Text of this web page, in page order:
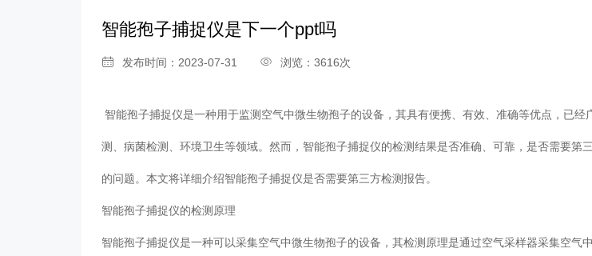
智能孢子捕捉仪是下一个ppt吗
发布时间：2023-07-31 浏览：3616次
智能孢子捕捉仪是一种用于监测空气中微生物孢子的设备，其具有便携、有效、准确等优点，已经
测、病菌检测、环境卫生等领域。然而，智能孢子捕捉仪的检测结果是否准确、可靠，是否需要第
的问题。本文将详细介绍智能孢子捕捉仪是否需要第三方检测报告。
智能孢子捕捉仪的检测原理
智能孢子捕捉仪是一种可以采集空气中微生物孢子的设备，其检测原理是通过空气采样器采集空气